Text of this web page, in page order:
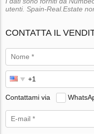
utenti. Spain-Real.Estate
CONTATTA IL
Contattami via